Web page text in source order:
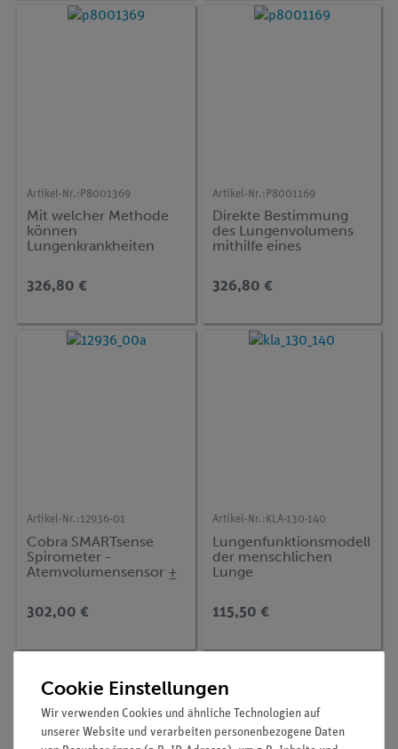
Artikel-Nr.: P8001369
Mit welcher Methode
können
Lungenkrankheiten
mit Cobra SMARTsense
(Einsekundenkapazität)
326,80 €
Artikel-Nr.: P8001169
Direkte Bestimmung
des Lungenvolumens
mithilfe eines
SMARTsense
326,80 €
Artikel-Nr.:12936-01
Cobra SMARTsense
Spirometer -
Atemvolumensensor ±
302,00 €
Artikel-Nr.: KLA-130-140
Lungenfunktionsmodell
der menschlichen
Lunge
115,50 €
Cookie Einstellungen
Wir verwenden Cookies und ähnliche Technologien auf
unserer Website und verarbeiten personenbezogene Daten